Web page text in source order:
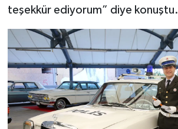
teşekkür ediyorum” diye konuştu.